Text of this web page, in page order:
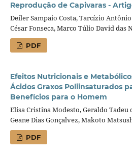
Reprodução de Capivaras -
Deiler Sampaio Costa, Tarcízio
César Fonseca, Marco Túlio David das
PDF
Efeitos Nutricionais e
Ácidos Graxos Poliinsaturados
Benefícios para o Homem
Elisa Cristina Modesto, Geraldo Tadeu
Geane Dias Gonçalvez, Makoto
PDF